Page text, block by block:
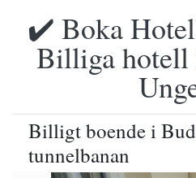
✔️ Boka
Billiga hotell
Billigt boende i
tunnelbanan